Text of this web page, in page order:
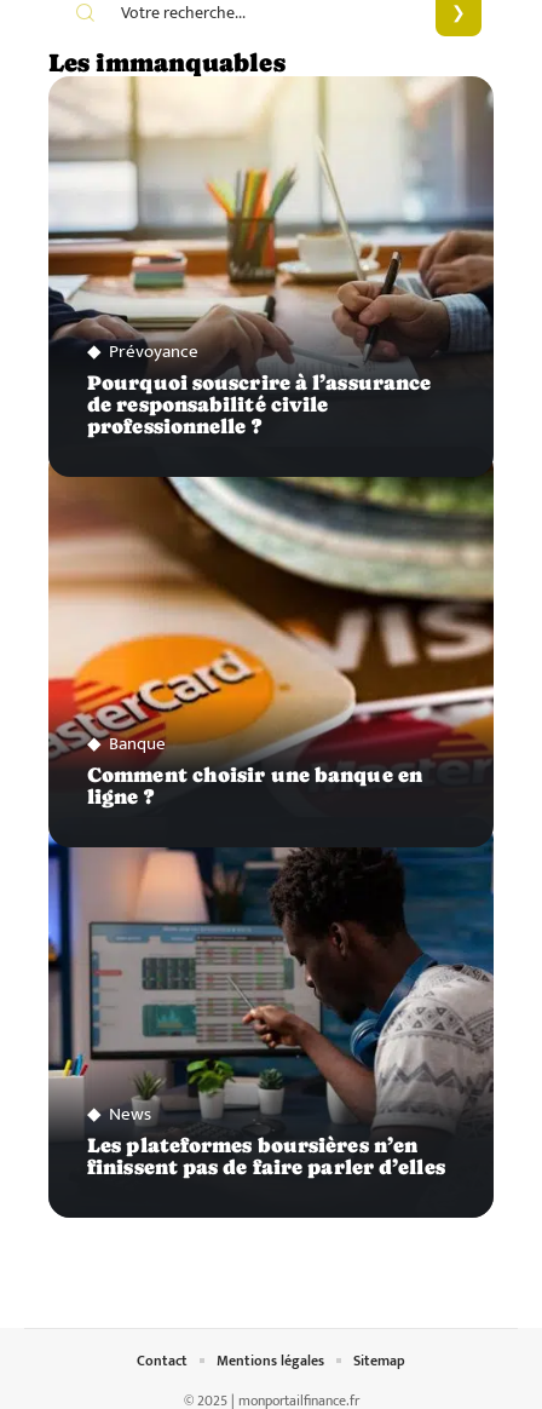
Les immanquables
Prévoyance
Pourquoi souscrire à l’assurance
de responsabilité civile
professionnelle ?
Banque
Comment choisir une banque en
ligne ?
News
Les plateformes boursières n’en
finissent pas de faire parler d’elles
© 2025 | monportailfinance.fr
Contact Mentions légales Sitemap